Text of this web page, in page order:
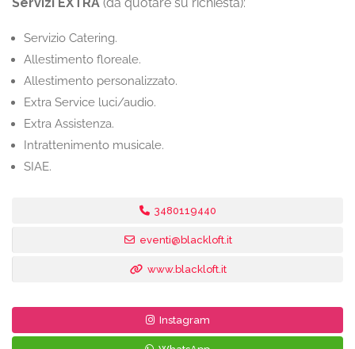
Servizio Catering.​
Allestimento floreale.​
Allestimento personalizzato.​
Extra Service luci/audio.​
Extra Assistenza.​
Intrattenimento musicale.​
SIAE. ​
3480119440
eventi@blackloft.it
www.blackloft.it
Instagram